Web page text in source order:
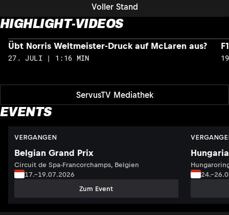
Voller Stand
HIGHLIGHT-VIDEOS
ServusTV Mediathek
Übt Norris Weltmeister-Druck auf McLaren aus?
27. JULI | 1:16 MIN
EVENTS
VERGANGEN
Belgian Grand Prix
Circuit de Spa-Francorchamps, Belgien
17.–19.07.2026
Zum Event